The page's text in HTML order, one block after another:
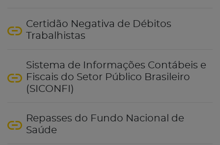
Certidão Negativa de Débitos
Trabalhistas
Sistema de Informações Contábeis e
Fiscais do Setor Público Brasileiro
(SICONFI)
Repasses do Fundo Nacional de
Saúde